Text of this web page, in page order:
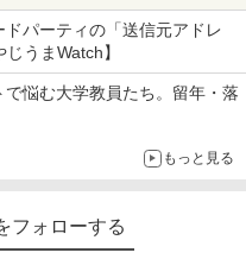
の対策として
パーティの「送信元アドレ
うまWatch】
悩む大学教員たち。留年・落
もっと見る
フォローする